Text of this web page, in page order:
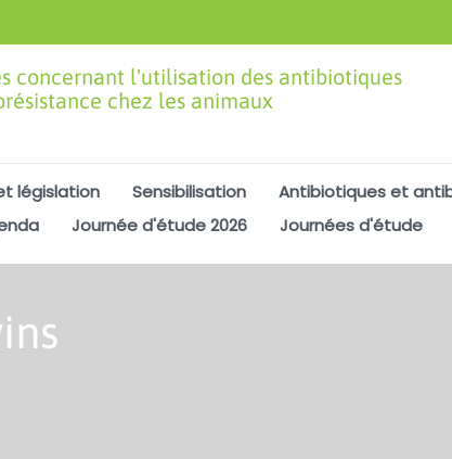
concernant l'utilisation des antibiotiques
chez les animaux
législation Sensibilisation
Antibiotiques et
Journée d'étude 2026 Journées d'étude